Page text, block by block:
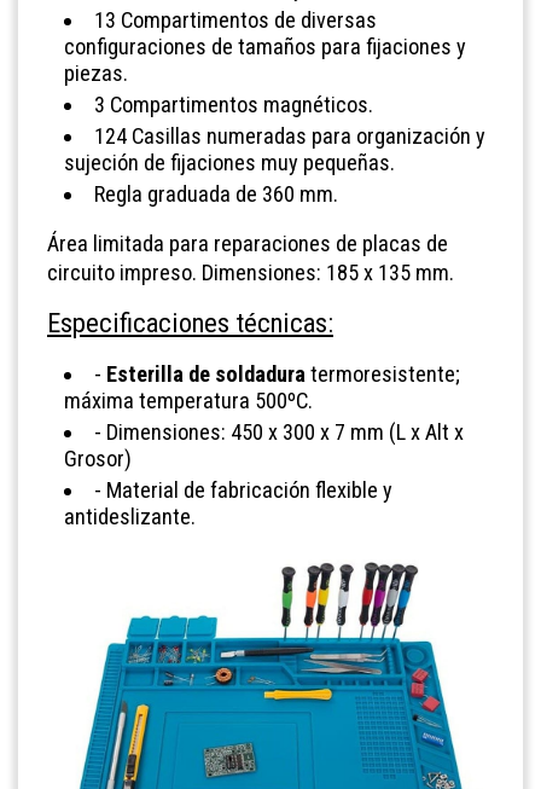
13 Compartimentos de diversas
configuraciones de tamaños para fijaciones y
piezas.
3 Compartimentos magnéticos.
124 Casillas numeradas para organización y
sujeción de fijaciones muy pequeñas.
Regla graduada de 360 mm.
Área limitada para reparaciones de placas de
circuito impreso. Dimensiones: 185 x 135 mm.
Especificaciones técnicas:
- Esterilla de soldaduratermoresistente;
máxima temperatura 500ºC.
- Dimensiones: 450 x 300 x 7 mm (L x Alt x
Grosor)
- Material de fabricación flexible y
antideslizante.